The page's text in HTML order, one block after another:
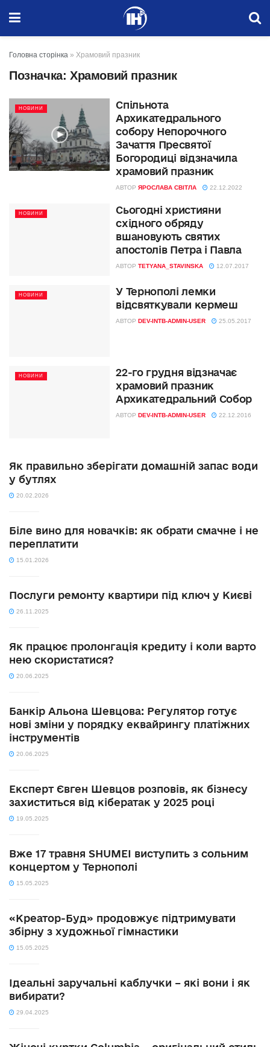
Головна сторінка » Храмовий празник
Позначка: Храмовий празник
НОВИНИ
Спільнота
Архикатедрального
собору Непорочного
Зачаття Пресвятої
Богородиці відзначила
храмовий празник
АВТОР ЯРОСЛАВА СВІТЛА 22.12.2022
НОВИНИ
Сьогодні християни
східного обряду
вшановують святих
апостолів Петра і Павла
АВТОР TETYANA_STAVINSKA 12.07.2017
НОВИНИ
У Тернополі лемки
відсвяткували кермеш
АВТОР DEV-INTB-ADMIN-USER 25.05.2017
НОВИНИ
22-го грудня відзначає
храмовий празник
Архикатедральний Собор
АВТОР DEV-INTB-ADMIN-USER 22.12.2016
Як правильно зберігати домашній запас води
у бутлях
20.02.2026
Біле вино для новачків: як обрати смачне і не
переплатити
15.01.2026
Послуги ремонту квартири під ключ у Києві
26.11.2025
Як працює пролонгація кредиту і коли варто
нею скористатися?
20.06.2025
Банкір Альона Шевцова: Регулятор готує
нові зміни у порядку еквайрингу платіжних
інструментів
20.06.2025
Експерт Євген Шевцов розповів, як бізнесу
захиститься від кібератак у 2025 році
19.05.2025
Вже 17 травня SHUMEI виступить з сольним
концертом у Тернополі
15.05.2025
«Креатор-Буд» продовжує підтримувати
збірну з художньої гімнастики
15.05.2025
Ідеальні заручальні каблучки – які вони і як
вибирати?
29.04.2025